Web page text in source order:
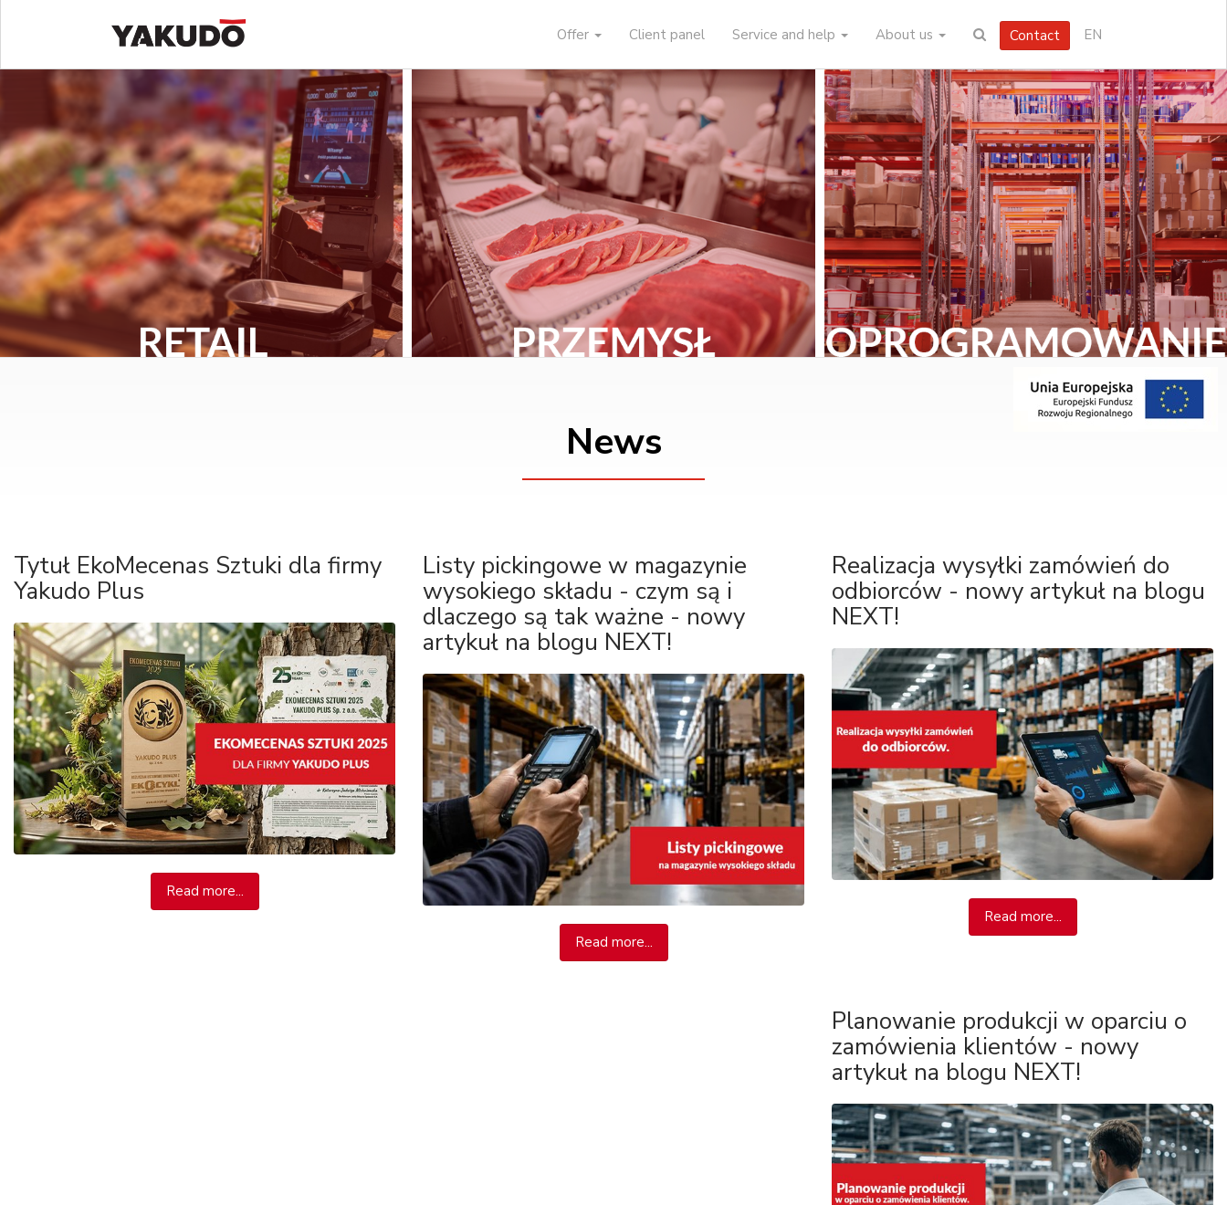
Offer Client panel Service and help About us Contact EN
News
Tytuł EkoMecenas Sztuki dla firmy
Yakudo Plus
Read more...
Listy pickingowe w magazynie
wysokiego składu - czym są i
dlaczego są tak ważne - nowy
artykuł na blogu NEXT!
Read more...
Realizacja wysyłki zamówień do
odbiorców - nowy artykuł na blogu
NEXT!
Read more...
Planowanie produkcji w oparciu o
zamówienia klientów - nowy
artykuł na blogu NEXT!